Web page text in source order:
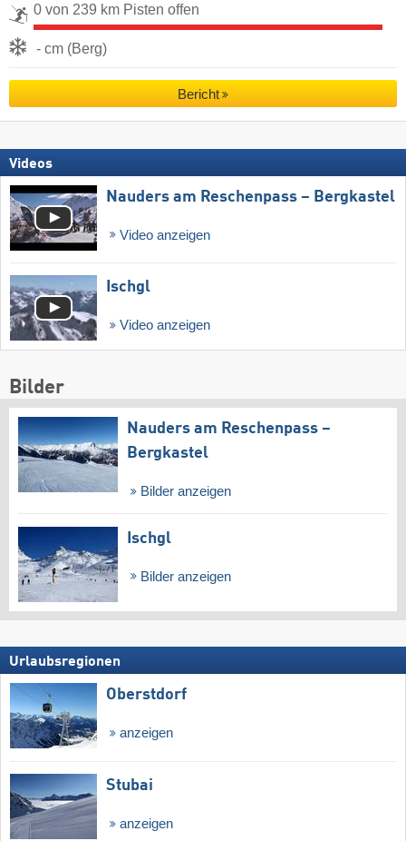
0 von 239 km Pisten offen
- cm (Berg)
Bericht
Videos
Nauders am Reschenpass – Bergkastel
Video anzeigen
Ischgl
Video anzeigen
Bilder
Nauders am Reschenpass –
Bergkastel
Bilder anzeigen
Ischgl
Bilder anzeigen
Urlaubsregionen
Oberstdorf
anzeigen
Stubai
anzeigen